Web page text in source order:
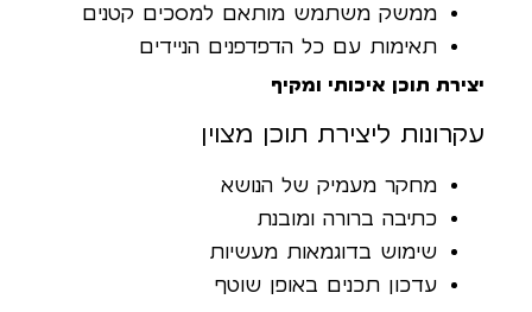
ממשק משתמש מותאם למסכים קטנים
תאימות עם כל הדפדפנים הניידים
יצירת תוכן איכותי ומקיף
עקרונות ליצירת תוכן מצוין
מחקר מעמיק של הנושא
כתיבה ברורה ומובנת
שימוש בדוגמאות מעשיות
עדכון תכנים באופן שוטף